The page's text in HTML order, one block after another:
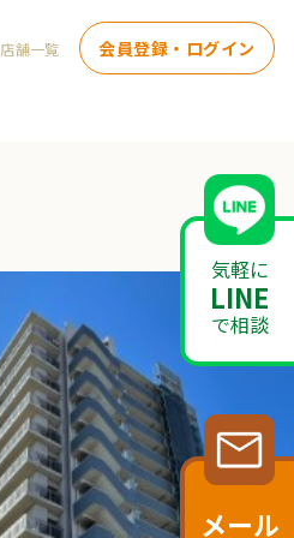
店舗一覧 会員登録・ログイン
気軽に
LINE
で相談
メール